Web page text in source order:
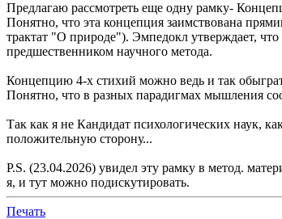
Предлагаю рассмотреть еще одну рамку-
Понятно, что эта концепция заимствована
трактат "О природе"). Эмпедокл утверждает,
предшественником научного метода.
Концепцию 4-х стихий можно ведь и так
Понятно, что в разных парадигмах мышления
Так как я не Кандидат психологических наук,
положительную сторону...
P.S. (23.04.2026) увидел эту рамку в метод.
я, и тут можно подискутировать.
Печать